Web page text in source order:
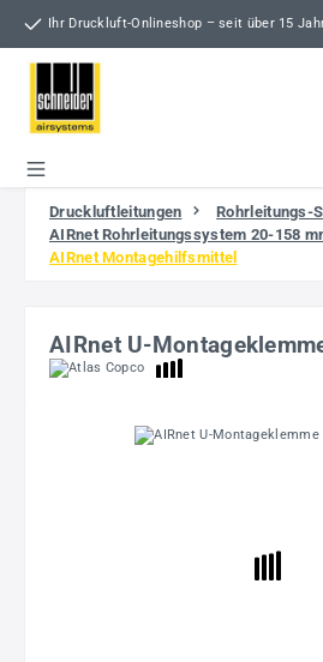
Zum Hauptinhalt springen
Ihr Druckluft-Onlineshop – seit über 15
Druckluftleitungen
Rohrleitungs-
AIRnet Rohrleitungssystem 20-158
AIRnet Montagehilfsmittel
AIRnet U-
Bildergalerie überspringen